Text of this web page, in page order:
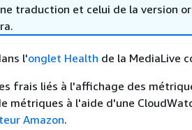
traduction et celui de la version
l'onglet Health de la MediaLive
frais liés à l'affichage des
métriques à l'aide d'une
Amazon.